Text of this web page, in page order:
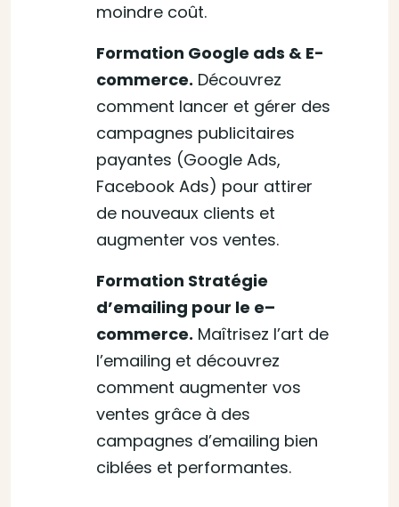
moindre coût.
Formation Google ads & E-
commerce. Découvrez
comment lancer et gérer des
campagnes publicitaires
payantes (Google Ads,
Facebook Ads) pour attirer
de nouveaux clients et
augmenter vos ventes.
Formation Stratégie
d’emailing pour le e–
commerce. Maîtrisez l’art de
l’emailing et découvrez
comment augmenter vos
ventes grâce à des
campagnes d’emailing bien
ciblées et performantes.